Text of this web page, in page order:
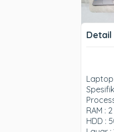
Laptop
RAM :
HDD :